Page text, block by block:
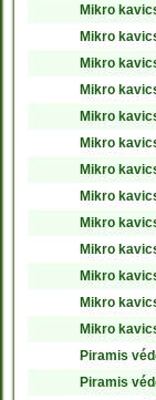
Mikro
Mikro
Mikro
Mikro
Mikro
Mikro
Mikro
Mikro
Mikro
Mikro
Mikro
Mikro
Mikro
Piramis
Piramis